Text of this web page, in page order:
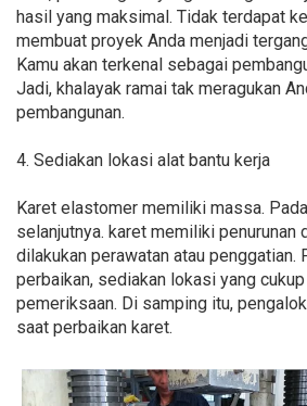
hasil yang maksimal. Tidak terdapat
membuat proyek Anda menjadi
Kamu akan terkenal sebagai
Jadi, khalayak ramai tak meragukan
pembangunan.
4. Sediakan lokasi alat bantu kerja
Karet elastomer memiliki massa.
selanjutnya. karet memiliki penurunan
dilakukan perawatan atau penggatian.
perbaikan, sediakan lokasi yang
pemeriksaan. Di samping itu,
saat perbaikan karet.